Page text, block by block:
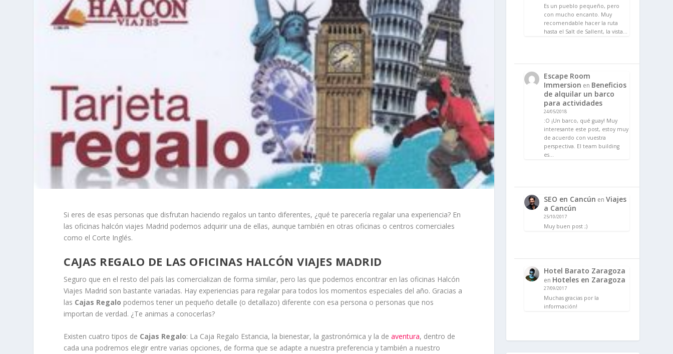
Si eres de esas personas que disfrutan haciendo regalos un tanto diferentes, ¿qué te parecería regalar una experiencia? En
las oficinas halcón viajes Madrid podemos adquirir una de ellas, aunque también en otras oficinas o centros comerciales
como el Corte Inglés.
CAJAS REGALO DE LAS OFICINAS HALCÓN VIAJES MADRID
Seguro que en el resto del país las comercializan de forma similar, pero las que podemos encontrar en las oficinas Halcón
Viajes Madrid son bastante variadas. Hay experiencias para regalar para todos los momentos especiales del año. Gracias a
las Cajas Regalo podemos tener un pequeño detalle (o detallazo) diferente con esa persona o personas que nos
importan de verdad. ¿Te animas a conocerlas?
Existen cuatro tipos de Cajas Regalo: La Caja Regalo Estancia, la bienestar, la gastronómica y la deaventura, dentro de
cada una podremos elegir entre varias opciones, de forma que se adapte a nuestra preferencia y también a nuestro
Es un pueblo pequeño, pero
con mucho encanto. Muy
recomendable hacer la ruta
hasta el Salt de Sallent, la vista…
Escape Room
Immersion en Beneficios
de alquilar un barco
para actividades
24/05/2018
:O ¡Un barco, qué guay! Muy
interesante este post, estoy muy
de acuerdo con vuestra
perspectiva. El team building
es…
SEO en Cancún en Viajes
a Cancún
25/10/2017
Muy buen post ;)
Hotel Barato Zaragoza
en Hoteles en Zaragoza
27/09/2017
Muchas gracias por la
información!